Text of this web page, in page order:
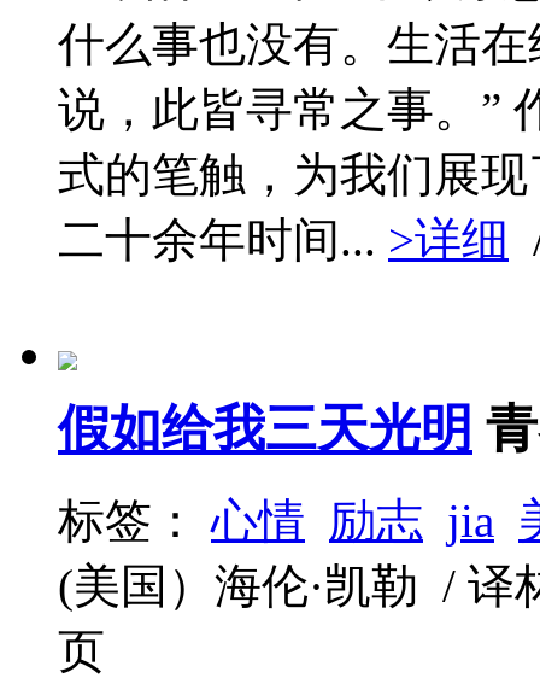
什么事也没有。生活
说，此皆寻常之事。”
式的笔触，为我们展
二十余年时间... >详细
假如给我三天光明
标签：心情 励志 jia
(美国）海伦·凯勒 /
页